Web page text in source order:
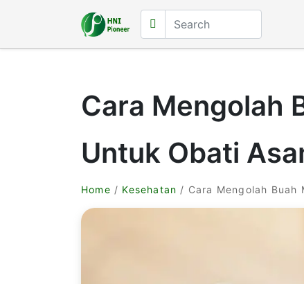
Cara Mengolah
Untuk Obati
Home / Kesehatan / Cara Mengolah Buah